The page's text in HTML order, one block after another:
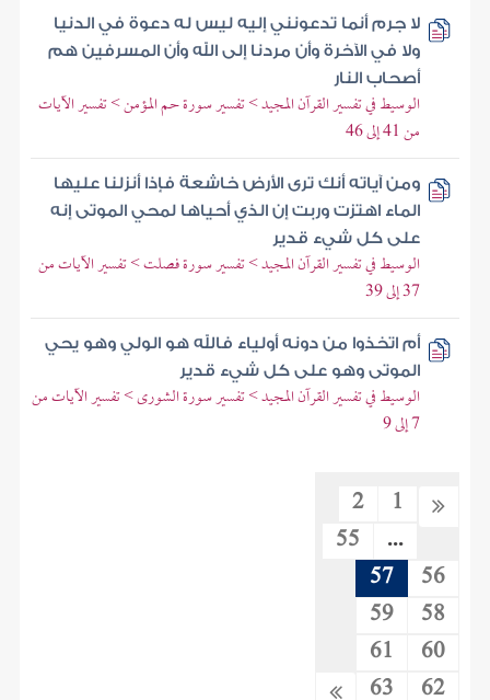
لا جرم أنما تدعونني إليه ليس له دعوة في الدنيا
ولا في الآخرة وأن مردنا إلى الله وأن المسرفين هم
أصحاب النار
الوسيط في تفسير القرآن المجيد > تفسير سورة حم المؤمن > تفسير الآيات
من 41 إلى 46
ومن آياته أنك ترى الأرض خاشعة فإذا أنزلنا عليها
الماء اهتزت وربت إن الذي أحياها لمحي الموتى إنه
على كل شيء قدير
الوسيط في تفسير القرآن المجيد > تفسير سورة فصلت > تفسير الآيات من
37 إلى 39
أم اتخذوا من دونه أولياء فالله هو الولي وهو يحي
الموتى وهو على كل شيء قدير
الوسيط في تفسير القرآن المجيد > تفسير سورة الشورى > تفسير الآيات من
7 إلى 9
1
2
...
55
56
57
58
59
60
61
62
63